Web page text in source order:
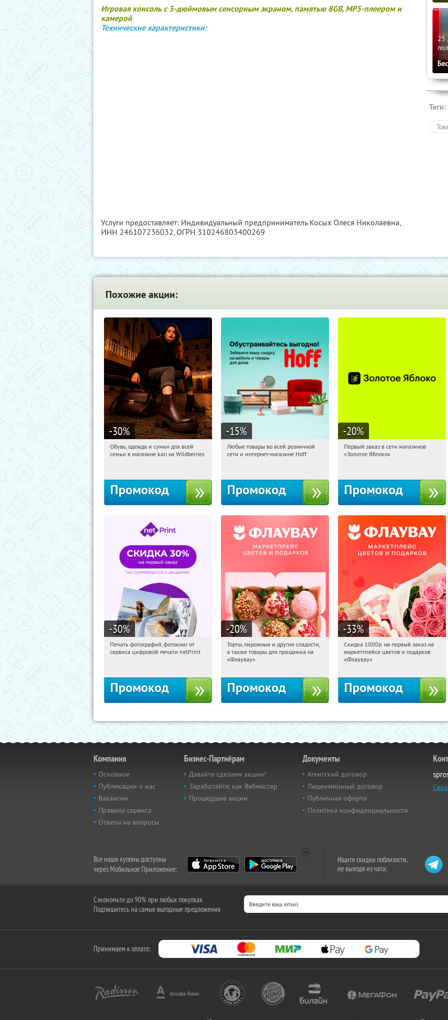
Игровая консоль с 5-дюймовым сенсорным экраном, памятью 8GB, MP5-плеером и
камерой
Технические характеристики:
Услуги предоставляет: Индивидуальный предприниматель Косых Олеся Николаевна,
ИНН 246107236032, ОГРН 310246803400269
25
Теги:
Похожие акции:
-30%
22:49:39
Получи первым!
Обувь, одежда и сумки для всей
семьи в магазине kari на Wildberries
Промокод
-15%
22:49:39 Получили:
Любые товары во всей розничной
сети и интернет-магазине Hoff
Промокод
-20%
22:49:39
Получи первым!
Первый заказ в сети магазинов
«Золотое Яблоко»
Промокод
-30%
22:49:39 Получили:
Печать фотографий, фотокниг от
сервиса цифровой печати netPrint
Промокод
-20%
22:49:39 Получили:
Россия
Торты, пирожные и другие сладости,
а также товары для праздника на
«Флаувау»
Промокод
-33%
22:49:39 Получили:
Россия
Скидка 1000р. на первый заказ на
маркетплейсе цветов и подарков
«Флаувау»
Промокод
Компания
Основное
Публикации о нас
Вакансии
Правила сервиса
Ответы на вопросы
Бизнес-Партнёрам
Давайте сделаем акцию!
Заработайте, как Вебмастер
Прошедшие акции
Документы
Агентский договор
Лицензионный договор
Публичная оферта
Политика конфиденциальности
Все наши купоны доступны
через Мобильное Приложение:
Ищите скидки поблизости,
не выходя из чата:
Сэкономьте до 90% при любых покупках
Подпишитесь на самые выгодные предложения
Принимаем к оплате: